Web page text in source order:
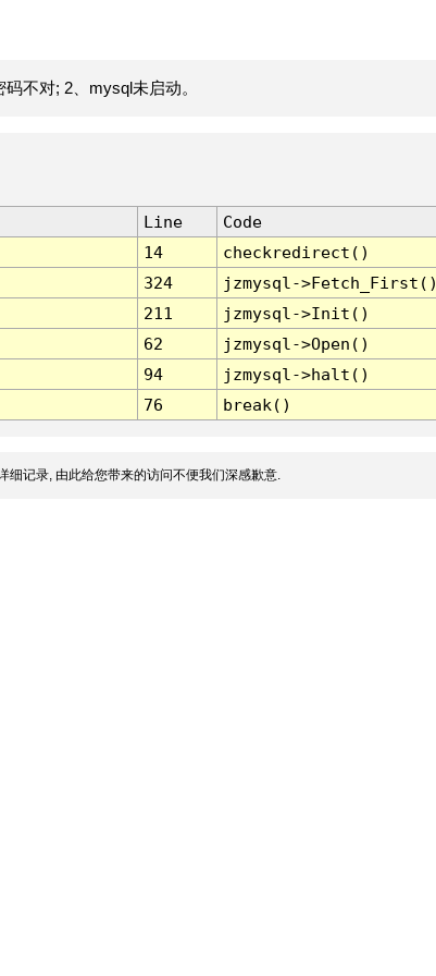
不对; 2、mysql未启动。
Line
Code
14
checkredirect()
324
jzmysql-
211
jzmysql->Init()
62
jzmysql->Open()
94
jzmysql->halt()
76 break()
细记录, 由此给您带来的访问不便我们深感歉意.